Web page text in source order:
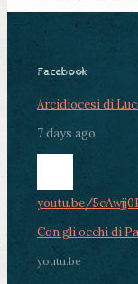
Facebook
Arcidiocesi di
7 days ago
youtu.be/
Con gli occhi di
youtu.be